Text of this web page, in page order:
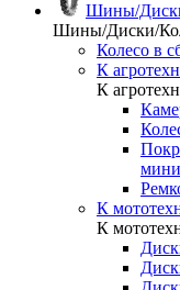
Шины/
Шины/Диски/
Колесо в
К
К
К
К